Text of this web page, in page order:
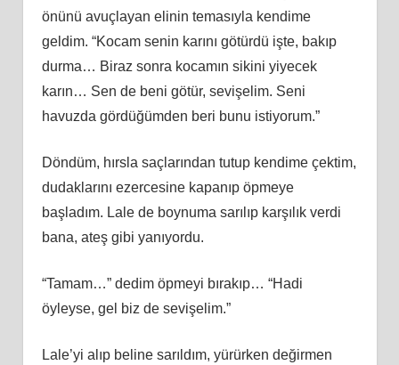
önünü avuçlayan elinin temasıyla kendime
geldim. “Kocam senin karını götürdü işte, bakıp
durma… Biraz sonra kocamın sikini yiyecek
karın… Sen de beni götür, sevişelim. Seni
havuzda gördüğümden beri bunu istiyorum.”
Döndüm, hırsla saçlarından tutup kendime çektim,
dudaklarını ezercesine kapanıp öpmeye
başladım. Lale de boynuma sarılıp karşılık verdi
bana, ateş gibi yanıyordu.
“Tamam…” dedim öpmeyi bırakıp… “Hadi
öyleyse, gel biz de sevişelim.”
Lale’yi alıp beline sarıldım, yürürken değirmen